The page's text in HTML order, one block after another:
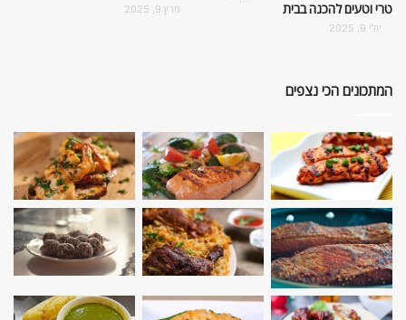
טרי וטעים להכנה בבית
יולי 9, 2025
מרץ 9, 2025
המתכונים הכי נצפים